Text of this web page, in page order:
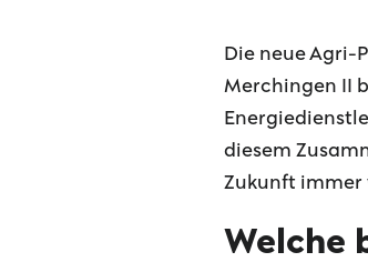
Die neue Agri-
Merchingen II
diesem
Zukunft immer
Welche